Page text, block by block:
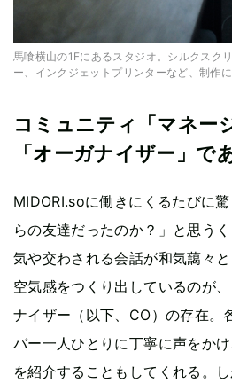
馬喰横山の1Fにあるスタジオ。シルクスク
ー、インクジェットプリンターなど、制作
コミュニティ「マネー
「オーガナイザー」で
MIDORI.soに働きにくるたびに
らの友達だったのか？」と思う
気や交わされる会話が和気藹々
空気感をつくり出しているのが
ナイザー（以下、CO）の存在。
バー一人ひとりに丁寧に声をか
を紹介することもしてくれる。し